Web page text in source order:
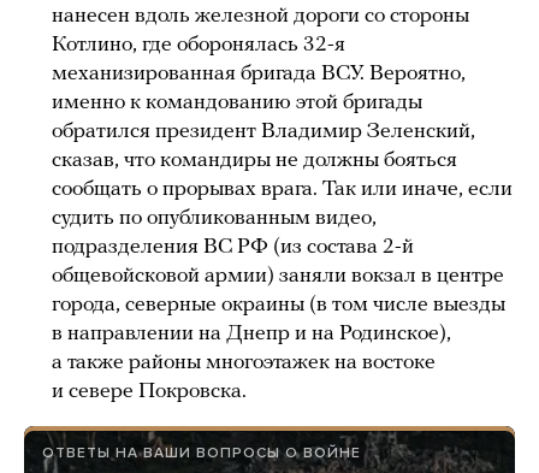
нанесен вдоль железной дороги со стороны
Котлино, где оборонялась 32-я
механизированная бригада ВСУ. Вероятно,
именно к командованию этой бригады
обратился президент Владимир Зеленский,
сказав, что командиры не должны бояться
сообщать о прорывах врага. Так или иначе, если
судить по опубликованным видео,
подразделения ВС РФ (из состава 2-й
общевойсковой армии) заняли вокзал в центре
города, северные окраины (в том числе выезды
в направлении на Днепр и на Родинское),
а также районы многоэтажек на востоке
и севере Покровска.
ОТВЕТЫ НА ВАШИ ВОПРОСЫ О ВОЙНЕ